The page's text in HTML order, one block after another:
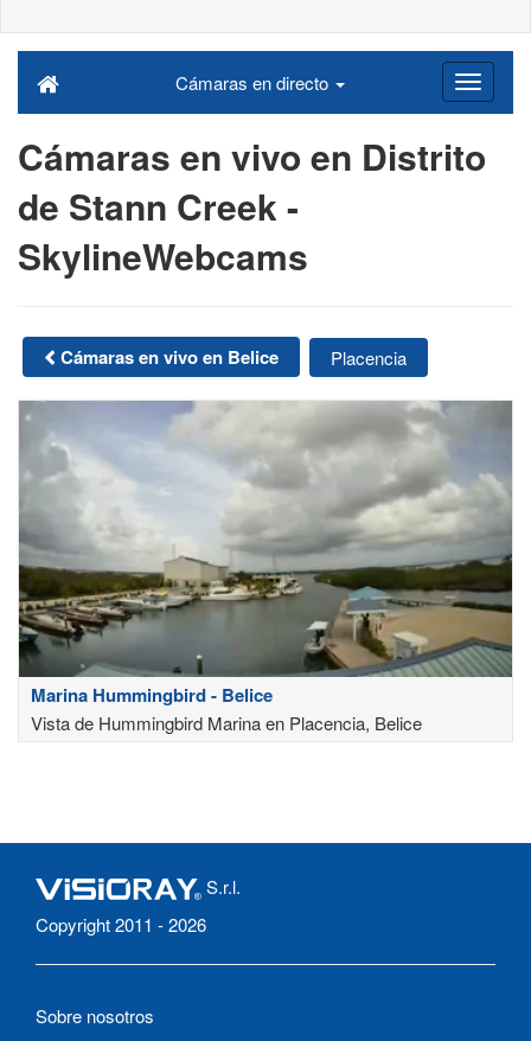
Cámaras en directo
Cámaras en vivo en Distrito
de Stann Creek -
SkylineWebcams
Cámaras en vivo en Belice Placencia
Marina Hummingbird - Belice
Vista de Hummingbird Marina en Placencia, Belice
S.r.l.
Copyright 2011 - 2026
Sobre nosotros